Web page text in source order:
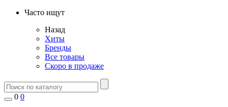
Часто ищут
Назад
Хиты
Бренды
Все товары
Скоро в продаже
0 0